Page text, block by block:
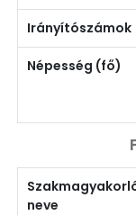
Irányítószámok
Népesség (fő)
neve